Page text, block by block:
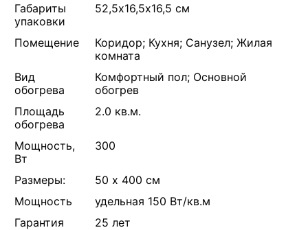
Габариты
упаковки
52,5х16,5х16,5 см
Помещение
Коридор; Кухня; Санузел; Жилая
комната
Вид
обогрева
Комфортный пол; Основной
обогрев
Площадь
обогрева
2.0 кв.м.
Мощность,
Вт
300
Размеры:
50 х 400 см
Мощность
удельная 150 Вт/кв.м
Гарантия
25 лет